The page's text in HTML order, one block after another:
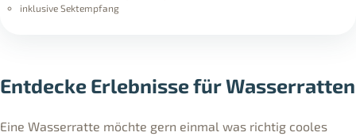
inklusive Sektempfang
Entdecke Erlebnisse für Wasserratten
Eine Wasserratte möchte gern einmal was richtig cooles